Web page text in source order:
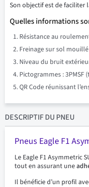
Son objectif est de faciliter
Quelles informations
Résistance au
Freinage sur sol
Niveau du bruit
Pictogrammes :
QR Code réunissant
DESCRIPTIFDU PNEU
Pneus Eagle F1
Le Eagle F1 Asymmetric
tout en assurant une
Il bénéficie d’un profil